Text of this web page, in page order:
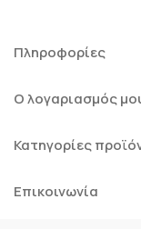
Πληροφορίες
Ο λογαριασμός
Κατηγορίες
Επικοινωνία